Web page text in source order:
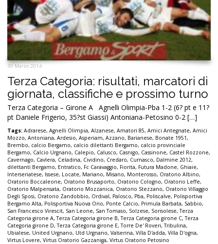
30 Marzo 2014
Terza Categoria: risultati, marcatori di
giornata, classifiche e prossimo turno
Terza Categoria – Girone A Agnelli Olimpia-Pba 1-2 (6? pt e 11?
pt Daniele Frigerio, 35?st Giassi) Antoniana-Petosino 0-2 […]
Tags: Adrarese, Agnelli Olimpia, Alzanese, Amatori 85, Amici Antegnate, Amici
Mozzo, Antoniana, Ardesio, Asperiam, Azzano, Barianese, Bonate 1951,
Brembo, calcio Bergamo, calcio dilettanti Bergamo, calcio provinciale
Bergamo, Calcio Urgnano, Calepio, Calusco, Casnigo, Cassinone, Castel Rozzone,
Cavernago, Cavlera, Celadina, Cividino, Credaro, Curnasco, Dalmine 2012,
dilettanti Bergamo, Entratico, Fc Caravaggio, Fiorita, Futura Madone, Ghiaie,
Interseriatese, Issese, Locate, Mariano, Misano, Monterosso, Oratorio Albino,
Oratorio Boccaleone, Oratorio Brusaporto, Oratorio Cologno, Oratorio Leffe,
Oratorio Malpensata, Oratorio Mozzanica, Oratorio Stezzano, Oratorio Villaggio
Degli Sposi, Oratorio Zandobbio, Ordival, Palosco, Pba, Poliscalve, Polisportiva
Bergamo Alta, Polisportiva Nuova Orio, Ponte Calcio, Primula Barbata, Sabbio,
San Francesco Virescit, San Leone, San Tomaso, Solzese, Sorisolese,Terza
Categoria girone A,Terza Categoria girone B,Terza Categoria girone C,Terza
Categoria girone D,Terza Categoria girone E,Torre De' Roveri,Tribulina,
Ubialese, United Urgnano, Utd Urgnano, Valserina, Villa D'adda, Villa D'ogna,
Virtus Lovere, Virtus Oratorio Gazzaniga, Virtus Oratorio Petosino